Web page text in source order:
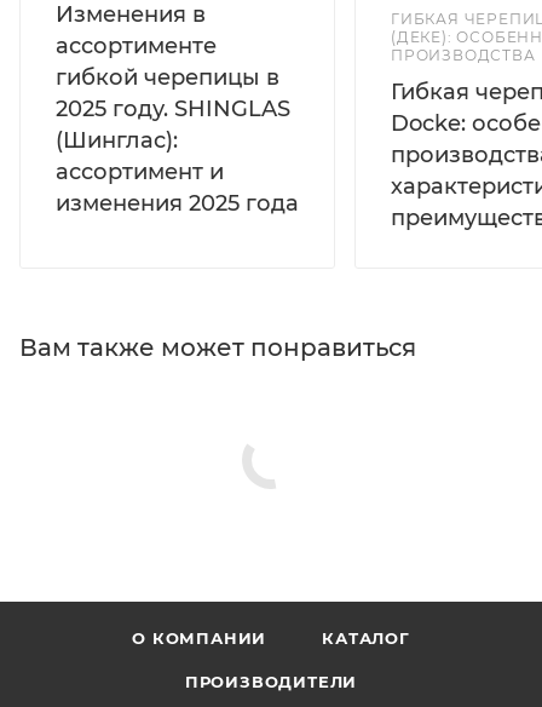
Изменения в
ассортименте
гибкой черепицы в
2025 году. SHINGLAS
(Шинглас):
ассортимент и
изменения 2025 года
ГИБКАЯ
(ДЕКЕ):
ПРОИЗВОДСТВА
Гибкая
Docke:
Вам также может понравиться
О КОМПАНИИ КАТАЛОГ
ПРОИЗВОДИТЕЛИ